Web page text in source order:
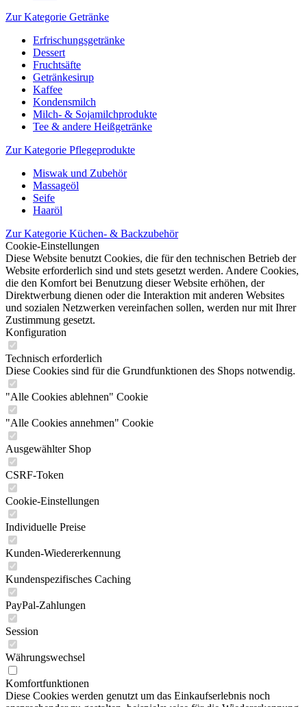
Zur Kategorie Getränke
Erfrischungsgetränke
Dessert
Fruchtsäfte
Getränkesirup
Kaffee
Kondensmilch
Milch- & Sojamilchprodukte
Tee & andere Heißgetränke
Zur Kategorie Pflegeprodukte
Miswak und Zubehör
Massageöl
Seife
Haaröl
Zur Kategorie Küchen- & Backzubehör
Cookie-Einstellungen
Diese Website benutzt Cookies, die für den technischen Betrieb der
Website erforderlich sind und stets gesetzt werden. Andere Cookies,
die den Komfort bei Benutzung dieser Website erhöhen, der
Direktwerbung dienen oder die Interaktion mit anderen Websites
und sozialen Netzwerken vereinfachen sollen, werden nur mit Ihrer
Zustimmung gesetzt.
Konfiguration
Technisch erforderlich
Diese Cookies sind für die Grundfunktionen des Shops notwendig.
"Alle Cookies ablehnen" Cookie
"Alle Cookies annehmen" Cookie
Ausgewählter Shop
CSRF-Token
Cookie-Einstellungen
Individuelle Preise
Kunden-Wiedererkennung
Kundenspezifisches Caching
PayPal-Zahlungen
Session
Währungswechsel
Komfortfunktionen
Diese Cookies werden genutzt um das Einkaufserlebnis noch